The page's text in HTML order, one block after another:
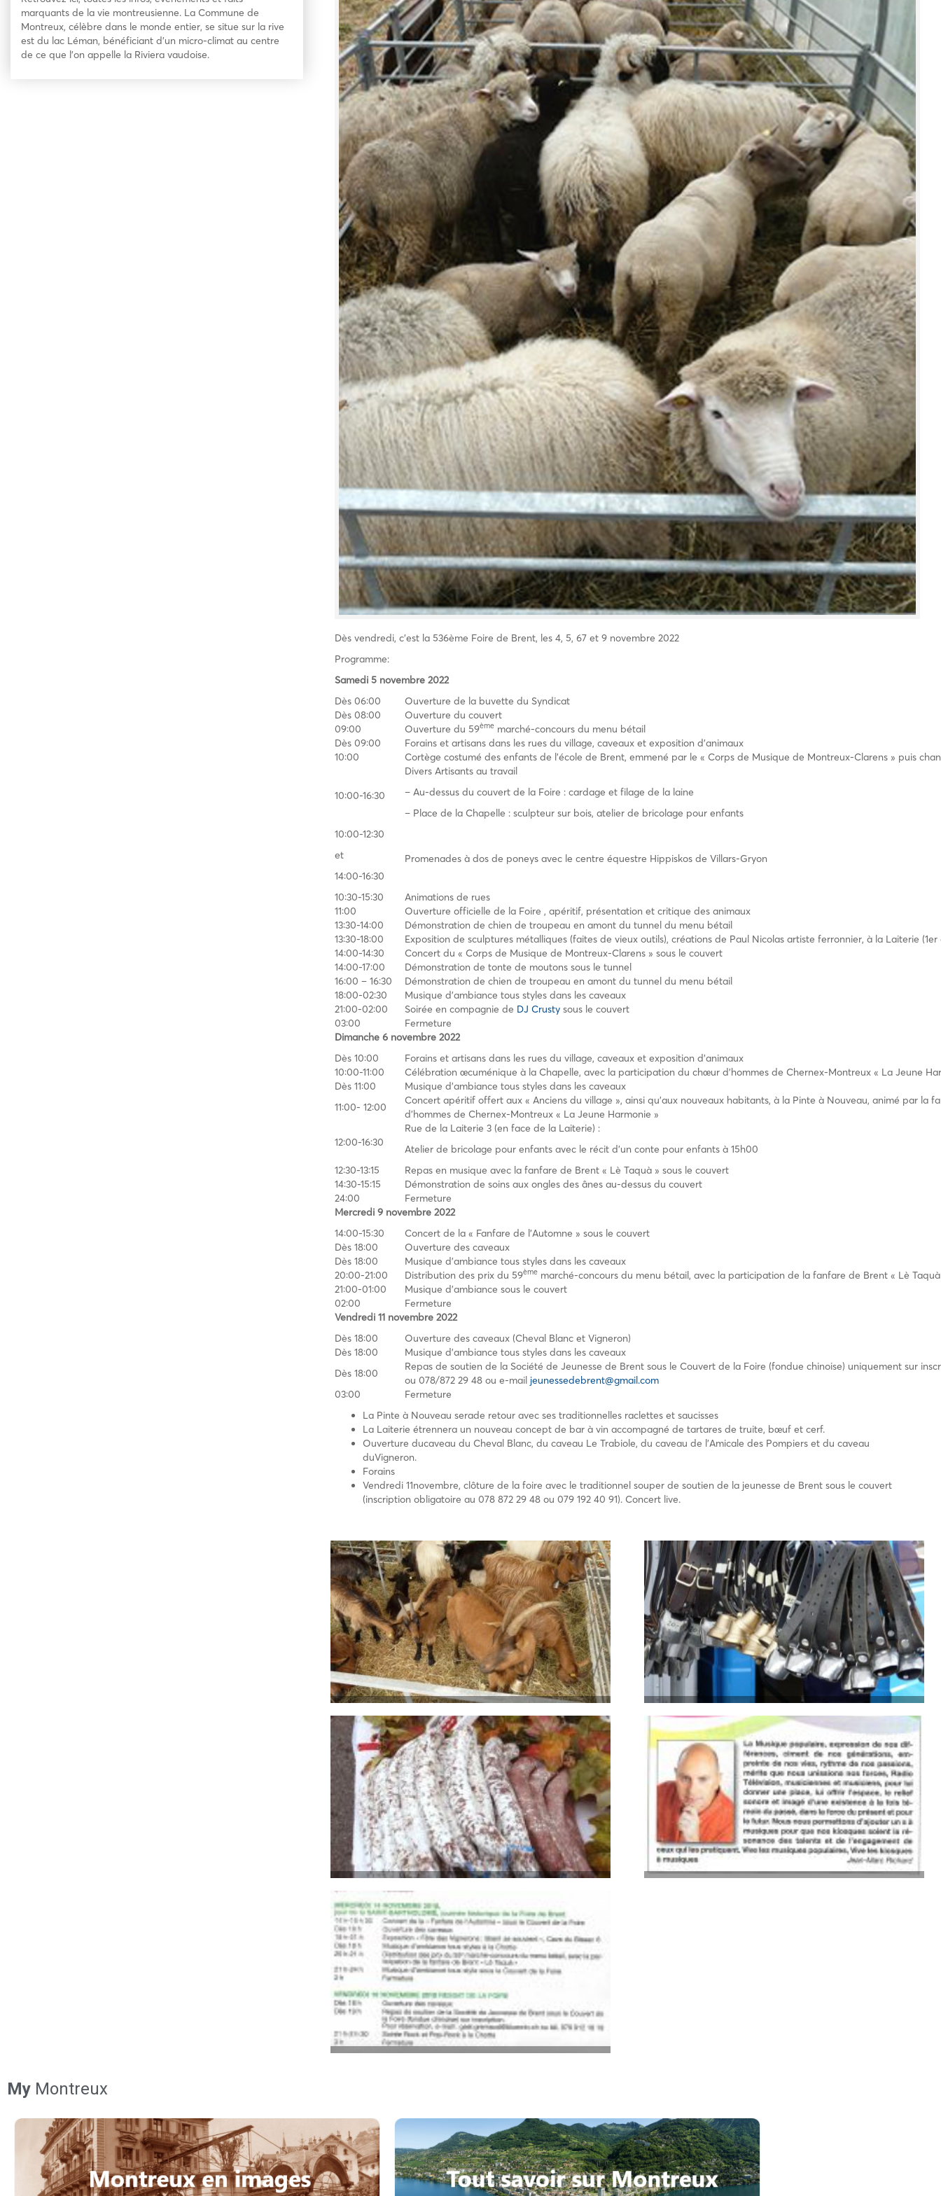
marquants de la vie montreusienne. La Commune de
Montreux, célèbre dans le monde entier, se situe sur la rive
est du lac Léman, bénéficiant d’un micro-climat au centre
de ce que l’on appelle la Riviera vaudoise.
Dès vendredi, c’est la 536ème Foire de Brent, les 4, 5, 67 et 9 novembre 2022
Programme:
Samedi 5 novembre 2022
Dès 06:00
Ouverture de la buvette du Syndicat
Dès 08:00
Ouverture du couvert
09:00
Ouverture du 59ème marché-concours du menu bétail
Dès 09:00
Forains et artisans dans les rues du village, caveaux et exposition d’animaux
10:00
Cortège costumé des enfants de l’école de Brent, emmené par le « Corps de Musique de Montreux-Clarens » puis
10:00-16:30
Divers Artisants au travail
– Au-dessus du couvert de la Foire : cardage et filage de la laine
– Place de la Chapelle : sculpteur sur bois, atelier de bricolage pour enfants
10:00-12:30
et
14:00-16:30
Promenades à dos de poneys avec le centre équestre Hippiskos de Villars-Gryon
10:30-15:30
Animations de rues
11:00
Ouverture officielle de la Foire , apéritif, présentation et critique des animaux
13:30-14:00
Démonstration de chien de troupeau en amont du tunnel du menu bétail
13:30-18:00
Exposition de sculptures métalliques (faites de vieux outils), créations de Paul Nicolas artiste ferronnier, à la Laiterie (1er
14:00-14:30
Concert du « Corps de Musique de Montreux-Clarens » sous le couvert
14:00-17:00
Démonstration de tonte de moutons sous le tunnel
16:00 – 16:30
Démonstration de chien de troupeau en amont du tunnel du menu bétail
18:00-02:30
Musique d’ambiance tous styles dans les caveaux
21:00-02:00
Soirée en compagnie de DJ Crusty sous le couvert
03:00
Fermeture
Dimanche 6 novembre 2022
Dès 10:00
Forains et artisans dans les rues du village, caveaux et exposition d’animaux
10:00-11:00
Célébration œcuménique à la Chapelle, avec la participation du chœur d’hommes de Chernex-Montreux « La Jeune
Dès 11:00
Musique d’ambiance tous styles dans les caveaux
11:00- 12:00
Concert apéritif offert aux « Anciens du village », ainsi qu’aux nouveaux habitants, à la Pinte à Nouveau, animé par la
d’hommes de Chernex-Montreux « La Jeune Harmonie »
12:00-16:30
Rue de la Laiterie 3 (en face de la Laiterie) :
Atelier de bricolage pour enfants avec le récit d’un conte pour enfants à 15h00
12:30-13:15
Repas en musique avec la fanfare de Brent « Lè Taquà » sous le couvert
14:30-15:15
Démonstration de soins aux ongles des ânes au-dessus du couvert
24:00
Fermeture
Mercredi 9 novembre 2022
14:00-15:30
Concert de la « Fanfare de l’Automne » sous le couvert
Dès 18:00
Ouverture des caveaux
Dès 18:00
Musique d’ambiance tous styles dans les caveaux
20:00-21:00
Distribution des prix du 59ème marché-concours du menu bétail, avec la participation de la fanfare de Brent « Lè
21:00-01:00
Musique d’ambiance sous le couvert
02:00
Fermeture
Vendredi 11 novembre 2022
Dès 18:00
Ouverture des caveaux (Cheval Blanc et Vigneron)
Dès 18:00
Musique d’ambiance tous styles dans les caveaux
Dès 18:00
Repas de soutien de la Société de Jeunesse de Brent sous le Couvert de la Foire (fondue chinoise) uniquement sur
ou 078/872 29 48 ou e-mail jeunessedebrent@gmail.com
03:00
Fermeture
La Pinte à Nouveau serade retour avec ses traditionnelles raclettes et saucisses
La Laiterie étrennera un nouveau concept de bar à vin accompagné de tartares de truite, bœuf et cerf.
Ouverture ducaveau du Cheval Blanc, du caveau Le Trabiole, du caveau de l’Amicale des Pompiers et du caveau
duVigneron.
Forains
Vendredi 11novembre, clôture de la foire avec le traditionnel souper de soutien de la jeunesse de Brent sous le couvert
(inscription obligatoire au 078 872 29 48 ou 079 192 40 91). Concert live.
My Montreux